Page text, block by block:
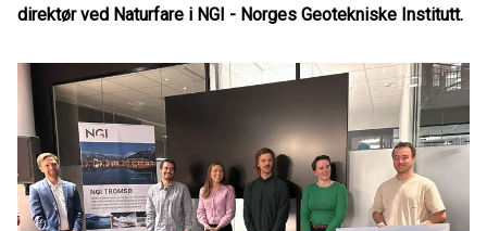
direktør ved Naturfare i NGI - Norges Geotekniske Institutt.